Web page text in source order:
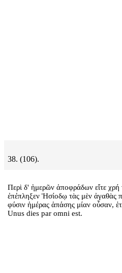
38. (106).
Περὶ δ' ἡμερῶν ἀποφράδων εἴτε χρή
ἐπέπληξεν Ἡσίοδῳ τὰς μὲν ἀγαθὰς
φύσιν ἡμέρας ἁπάσης μίαν οὖσαν,
Unus dies par omni est.